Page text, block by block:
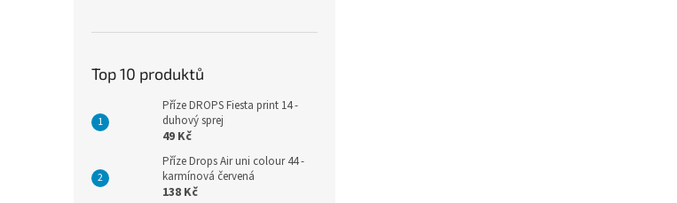
Top 10 produktů
Příze DROPS Fiesta print 14 -
duhový sprej
49 Kč
Příze Drops Air uni colour 44 -
karmínová červená
138 Kč